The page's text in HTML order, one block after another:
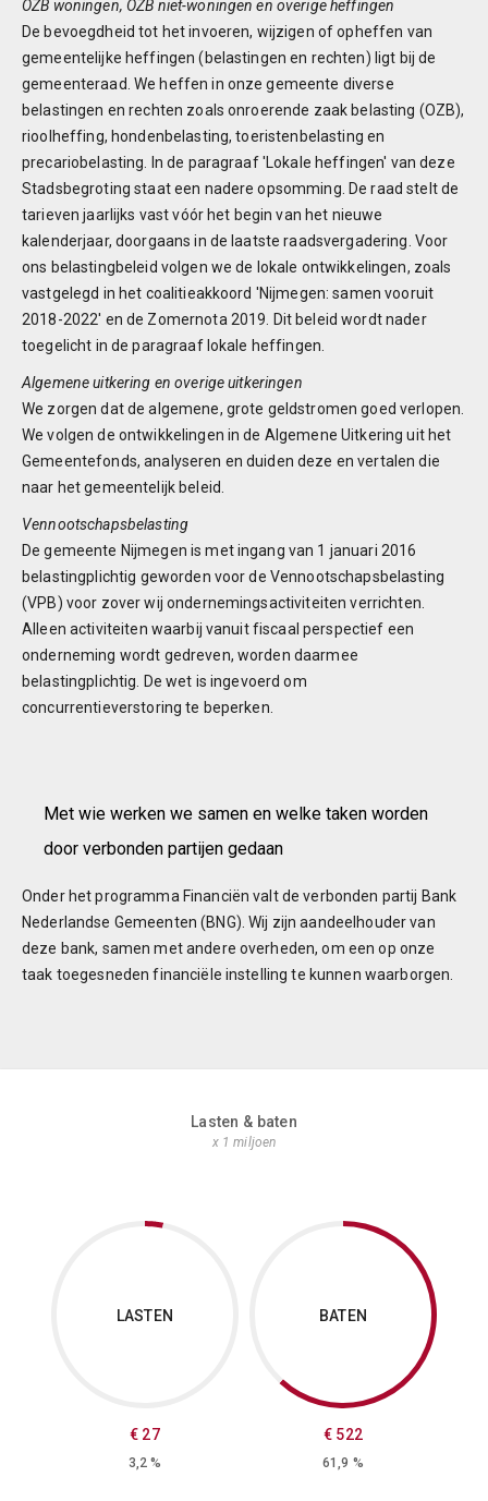
OZB woningen, OZB niet-woningen en overige heffingen
De bevoegdheid tot het invoeren, wijzigen of opheffen van
gemeentelijke heffingen (belastingen en rechten) ligt bij de
gemeenteraad. We heffen in onze gemeente diverse
belastingen en rechten zoals onroerende zaak belasting (OZB),
rioolheffing, hondenbelasting, toeristenbelasting en
precariobelasting. In de paragraaf 'Lokale heffingen' van deze
Stadsbegroting staat een nadere opsomming. De raad stelt de
tarieven jaarlijks vast vóór het begin van het nieuwe
kalenderjaar, doorgaans in de laatste raadsvergadering. Voor
ons belastingbeleid volgen we de lokale ontwikkelingen, zoals
vastgelegd in het coalitieakkoord 'Nijmegen: samen vooruit
2018-2022' en de Zomernota 2019. Dit beleid wordt nader
toegelicht in de paragraaf lokale heffingen.
Algemene uitkering en overige uitkeringen
We zorgen dat de algemene, grote geldstromen goed verlopen.
We volgen de ontwikkelingen in de Algemene Uitkering uit het
Gemeentefonds, analyseren en duiden deze en vertalen die
naar het gemeentelijk beleid.
Vennootschapsbelasting
De gemeente Nijmegen is met ingang van 1 januari 2016
belastingplichtig geworden voor de Vennootschapsbelasting
(VPB) voor zover wij ondernemingsactiviteiten verrichten.
Alleen activiteiten waarbij vanuit fiscaal perspectief een
onderneming wordt gedreven, worden daarmee
belastingplichtig. De wet is ingevoerd om
concurrentieverstoring te beperken.
Met wie werken we samen en welke taken worden
door verbonden partijen gedaan
Onder het programma Financiën valt de verbonden partij Bank
Nederlandse Gemeenten (BNG). Wij zijn aandeelhouder van
deze bank, samen met andere overheden, om een op onze
taak toegesneden financiële instelling te kunnen waarborgen.
Lasten & baten
x 1 miljoen
LASTEN
€ 27
3,2 %
BATEN
€ 522
61,9 %